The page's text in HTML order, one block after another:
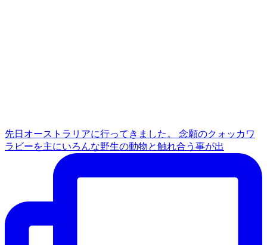
先日オーストラリアに行ってきました。 念願のクォッカワ
ラビーを主にいろんな野生の動物と触れ合う事が出